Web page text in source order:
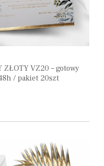
ZŁOTY VZ20 – gotowy
/ pakiet 20szt